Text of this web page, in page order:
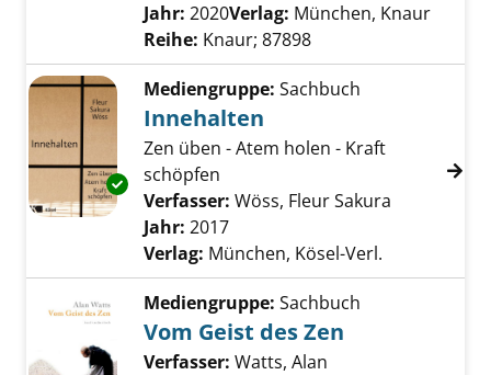
Jahr: 2020Verlag: München, Knaur
Reihe: Knaur; 87898
Exemplar-Details von Innehalten anzeigen
Mediengruppe: Sachbuch
Innehalten
Zen üben - Atem holen - Kraft
schöpfen
Verfasser: Wöss, Fleur Sakura
Jahr: 2017
Verlag: München, Kösel-Verl.
Mediengruppe: Sachbuch
Vom Geist des Zen
Verfasser: Watts, Alan